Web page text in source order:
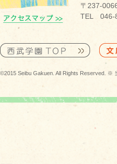
〒237-
TEL 046-
©2015 Seibu Gakuen. All Rights Reserved. ※